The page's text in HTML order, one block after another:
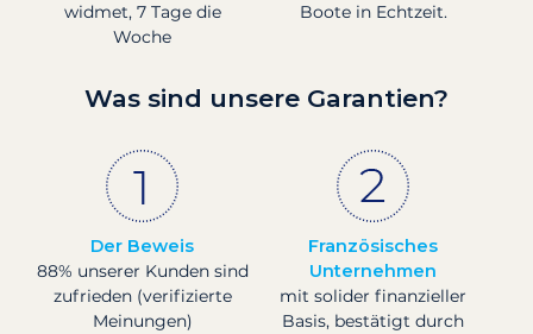
widmet, 7 Tage die
Woche
Boote in Echtzeit.
Was sind unsere Garantien?
Der Beweis
88% unserer Kunden sind
zufrieden (verifizierte
Meinungen)
Französisches
Unternehmen
mit solider finanzieller
Basis, bestätigt durch